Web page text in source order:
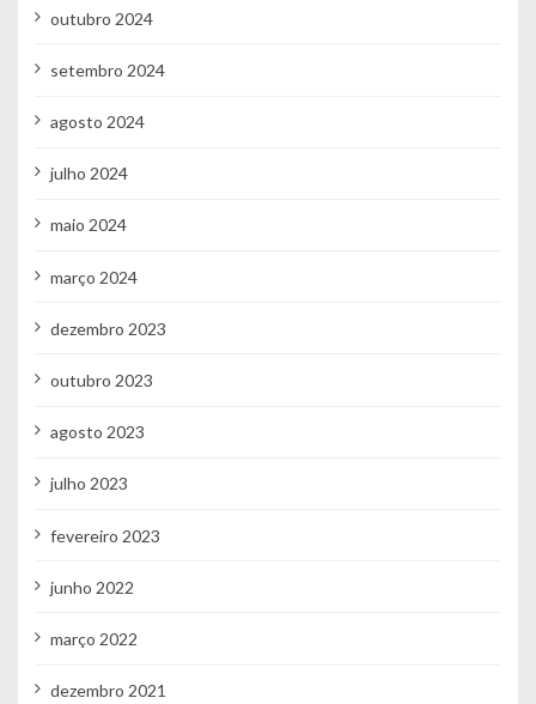
outubro 2024
setembro 2024
agosto 2024
julho 2024
maio 2024
março 2024
dezembro 2023
outubro 2023
agosto 2023
julho 2023
fevereiro 2023
junho 2022
março 2022
dezembro 2021